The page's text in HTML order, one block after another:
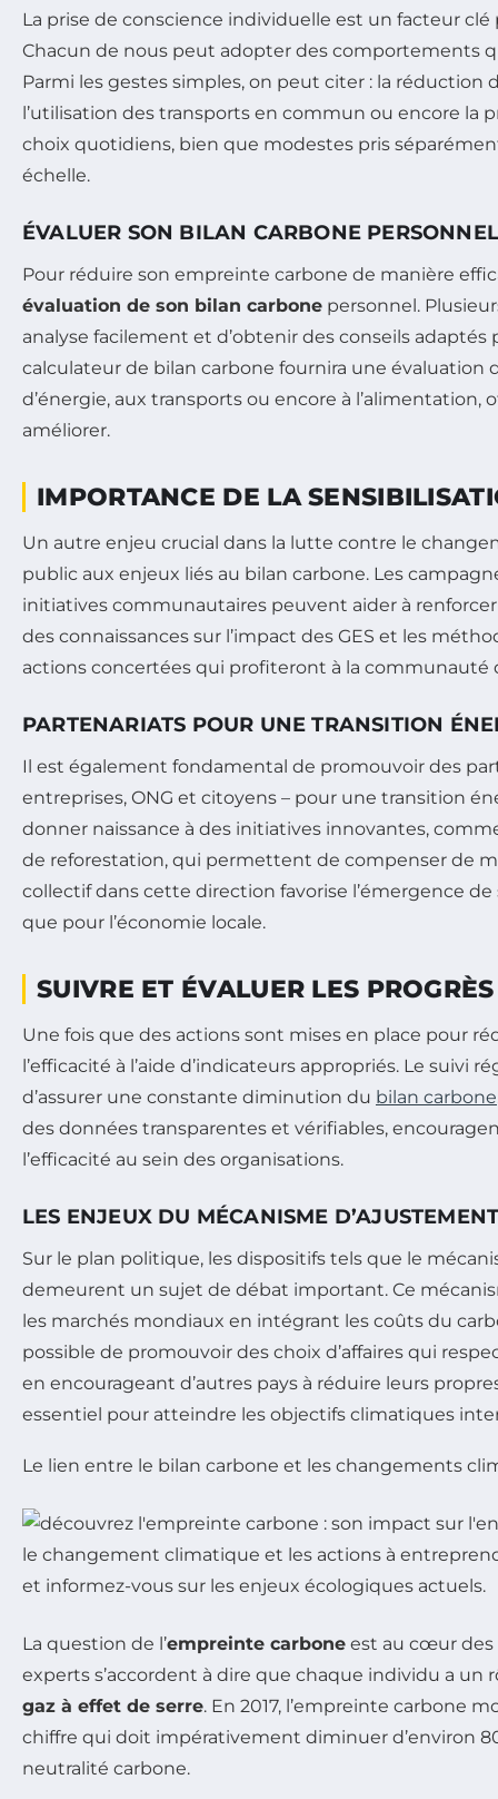
La prise de conscience individuelle est un facteur
Chacun de nous peut adopter des comportements
Parmi les gestes simples, on peut citer : la
l’utilisation des transports en commun ou encore la
choix quotidiens, bien que modestes pris
échelle.
ÉVALUER SON BILAN CARBONE PERSONNEL
Pour réduire son empreinte carbone de manière
évaluation de son bilan carbone personnel.
analyse facilement et d’obtenir des conseils
calculateur de bilan carbone fournira une évaluation
d’énergie, aux transports ou encore à l’alimentation,
améliorer.
IMPORTANCE DE LA
Un autre enjeu crucial dans la lutte contre le
public aux enjeux liés au bilan carbone. Les
initiatives communautaires peuvent aider à
des connaissances sur l’impact des GES et les
actions concertées qui profiteront à la communauté
PARTENARIATS POUR UNE TRANSITION
Il est également fondamental de promouvoir des
entreprises, ONG et citoyens – pour une transition
donner naissance à des initiatives innovantes,
de reforestation, qui permettent de compenser de
collectif dans cette direction favorise l’émergence
que pour l’économie locale.
SUIVRE ET ÉVALUER LES PROGRÈS
Une fois que des actions sont mises en place pour
l’efficacité à l’aide d’indicateurs appropriés. Le
d’assurer une constante diminution du bilan carbone
des données transparentes et vérifiables,
l’efficacité au sein des organisations.
LES ENJEUX DU MÉCANISME
Sur le plan politique, les dispositifs tels que le
demeurent un sujet de débat important. Ce
les marchés mondiaux en intégrant les coûts du
possible de promouvoir des choix d’affaires qui
en encourageant d’autres pays à réduire leurs
essentiel pour atteindre les objectifs climatiques
Le lien entre le bilan carbone et les changements
La question de l’empreinte carbone est au cœur
experts s’accordent à dire que chaque individu a un
gaz à effet de serre. En 2017, l’empreinte carbone
chiffre qui doit impérativement diminuer d’environ
neutralité carbone.